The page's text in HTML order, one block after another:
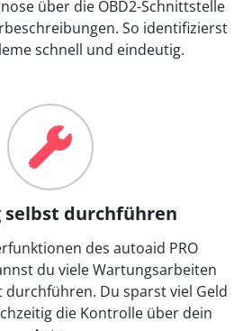
über die OBD2-Schnittstelle
So identifizierst
schnell und eindeutig.
selbst durchführen
des autoaid PRO
du viele Wartungsarbeiten
durchführen. Du sparst viel Geld
die Kontrolle über dein